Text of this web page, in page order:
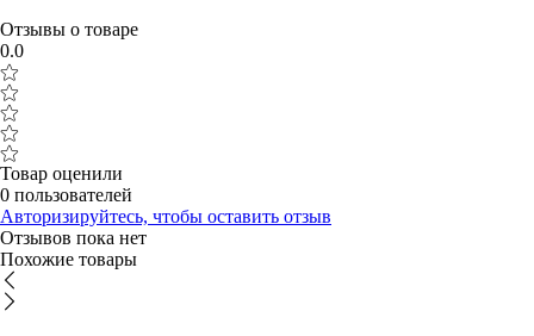
Отзывы о товаре
0.0
Товар оценили
0 пользователей
Авторизируйтесь, чтобы оставить отзыв
Отзывов пока нет
Похожие товары